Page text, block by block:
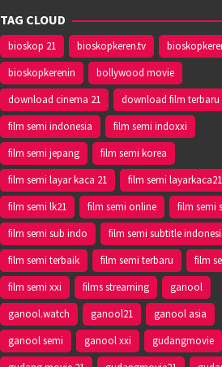
TAG CLOUD
bioskop 21 bioskopkeren.tv
bioskopkerenin
bollywood movie
download cinema 21
download film terbaru
film semi indonesia
film semi indoxxi
film semi jepang
film semi korea
film semi layar kaca 21
film semi layarkaca21
film semi lk21
film semi online
film semi
film semi sub indo
film semi subtitle
film semi terbaik
film semi terbaru
film
film semi xxi
films streaming
ganool
ganool.watch
ganool21
ganool asia
ganool semi
ganool xxi
gudangmovie